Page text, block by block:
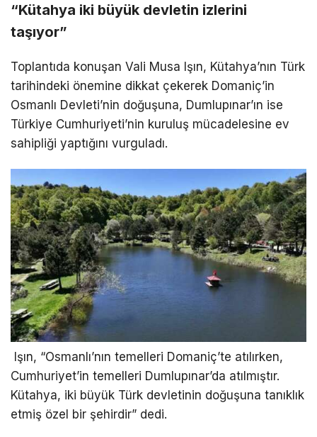
“Kütahya iki büyük devletin izlerini
taşıyor”
Toplantıda konuşan Vali Musa Işın, Kütahya’nın Türk
tarihindeki önemine dikkat çekerek Domaniç’in
Osmanlı Devleti’nin doğuşuna, Dumlupınar’ın ise
Türkiye Cumhuriyeti’nin kuruluş mücadelesine ev
sahipliği yaptığını vurguladı.
Işın, “Osmanlı’nın temelleri Domaniç’te atılırken,
Cumhuriyet’in temelleri Dumlupınar’da atılmıştır.
Kütahya, iki büyük Türk devletinin doğuşuna tanıklık
etmiş özel bir şehirdir” dedi.